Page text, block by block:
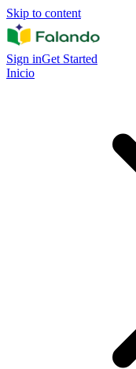
Skip to content
Sign inGet Started
Inicio